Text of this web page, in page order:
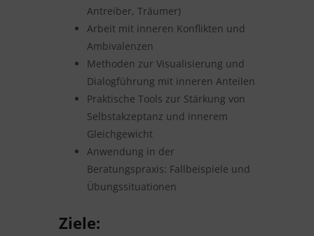
Antreiber, Träumer)
Arbeit mit inneren Konflikten und
Ambivalenzen
Methoden zur Visualisierung und
Dialogführung mit inneren Anteilen
Praktische Tools zur Stärkung von
Selbstakzeptanz und innerem
Gleichgewicht
Anwendung in der
Beratungspraxis: Fallbeispiele und
Übungssituationen
Ziele: